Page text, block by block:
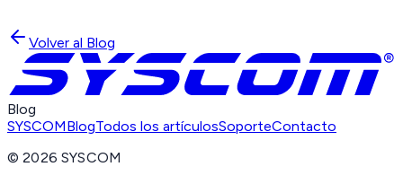
Volver al Blog
Blog
SYSCOMBlogTodos los artículosSoporteContacto
©2026 SYSCOM